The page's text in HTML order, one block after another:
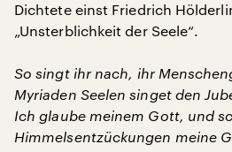
Dichtete einst Friedrich
„Unsterblichkeit der Seele“.
So singt ihr nach, ihr
Myriaden Seelen singet den
Ich glaube meinem Gott, und
Himmelsentzückungen meine